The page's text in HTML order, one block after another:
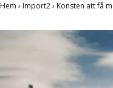
Hem › Import2› Konsten att få